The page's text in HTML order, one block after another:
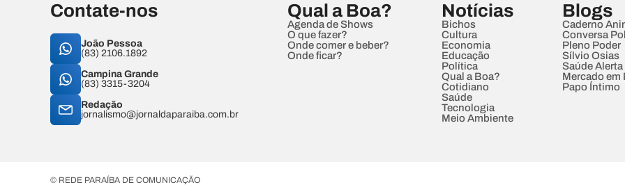
Contate-nos
João Pessoa
(83) 2106.1892
Campina Grande
(83) 3315-3204
Redação
jornalismo@jornaldaparaiba.com.br
Qual a Boa?
Agenda de Shows
O que fazer?
Onde comer e beber?
Onde ficar?
Notícias
Bichos
Cultura
Economia
Educação
Política
Qual a Boa?
Cotidiano
Saúde
Tecnologia
Meio Ambiente
Blogs
Caderno
Conversa
Pleno Poder
Sílvio Osias
Saúde Alerta
Mercado em
Papo Íntimo
© REDE PARAÍBA DE COMUNICAÇÃO